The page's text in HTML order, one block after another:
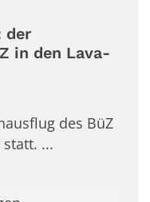
der
in den Lava-
des BüZ
...